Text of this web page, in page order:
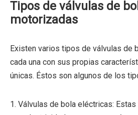
Tipos de válvulas de
motorizadas
Existen varios tipos de válvulas de
cada una con sus propias
únicas. Éstos son algunos de los
1. Válvulas de bola eléctricas: